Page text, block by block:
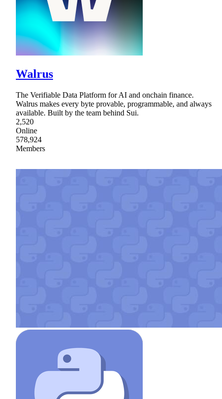
Walrus
The Verifiable Data Platform for AI and onchain finance.
Walrus makes every byte provable, programmable, and always
available. Built by the team behind Sui.
2,520
Online
578,924
Members